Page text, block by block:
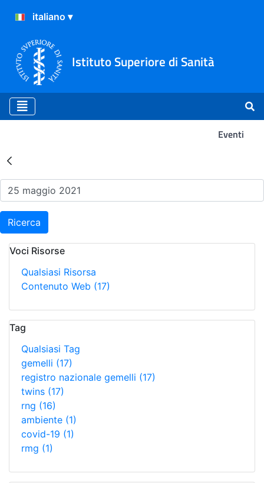
Istituto Superiore di Sanità
Eventi
Risultati della Ricerca -
Ricerca
Voci Risorse
Qualsiasi Risorsa
Contenuto Web (17)
Tag
Qualsiasi Tag
gemelli (17)
registro nazionale gemelli (17)
twins (17)
rng (16)
ambiente (1)
covid-19 (1)
rmg (1)